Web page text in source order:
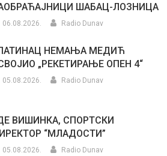
ШАБАЦ-ЛОЗНИЦА
06.08.2026. Radio Dunav
НЕМАЊА МЕДИЋ
„РЕКЕТИРАЊЕ ОПЕН 4“
05.08.2026. Radio Dunav
ВИШИНКА, СПОРТСКИ
“МЛАДОСТИ”
05.08.2026. Radio Dunav